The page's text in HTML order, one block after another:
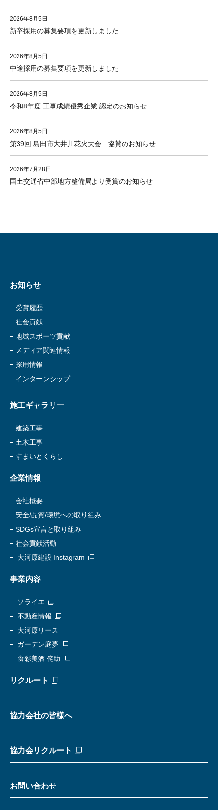
2026年8月5日
新卒採用の募集要項を更新しました
2026年8月5日
中途採用の募集要項を更新しました
2026年8月5日
令和8年度 工事成績優秀企業 認定のお知らせ
2026年8月5日
第39回 島田市大井川花火大会 協賛のお知らせ
2026年7月28日
国土交通省中部地方整備局より受賞のお知らせ
お知らせ
受賞履歴
社会貢献
地域スポーツ貢献
メディア関連情報
採用情報
インターンシップ
施工ギャラリー
建築工事
土木工事
すまいとくらし
企業情報
会社概要
安全/品質/環境への取り組み
SDGs宣言と取り組み
社会貢献活動
大河原建設 Instagram
事業内容
ソライエ
不動産情報
大河原リース
ガーデン庭夢
食彩美酒 侘助
リクルート
協力会社の皆様へ
協力会リクルート
お問い合わせ